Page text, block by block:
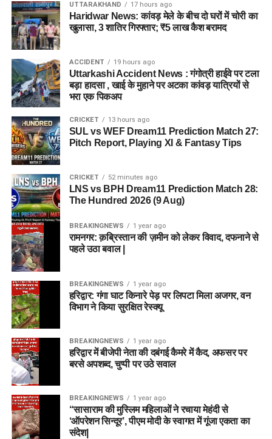
UTTARAKHAND 17 hours ago
Haridwar News: कांवड़ मेले के बीच दो घरों में चोरी का
खुलासा, 3 शातिर गिरफ्तार; ₹5 लाख कैश बरामद
ACCIDENT 19 hours ago
Uttarkashi Accident News : गंगोत्री हाईवे पर टला
बड़ा हादसा , खाई के मुहाने पर अटका कांवड़ यात्रियों से
भरा एक पिकअप
CRICKET 13 hours ago
SUL vs WEF Dream11 Prediction Match 27:
Pitch Report, Playing XI & Fantasy Tips
CRICKET 52 minutes ago
LNS vs BPH Dream11 Prediction Match 28:
The Hundred 2026 (9 Aug)
BREAKINGNEWS 1 year ago
रामनगर: क़ब्रिस्तान की ज़मीन को लेकर विवाद, दफनाने से
पहले उठा बवाल |
BREAKINGNEWS 1 year ago
हरिद्वार: गंगा घाट किनारे पेड़ पर लिपटा मिला अजगर, वन
विभाग ने किया सुरक्षित रेस्क्यू
BREAKINGNEWS 1 year ago
हरिद्वार में बीजेपी नेता की दबंगई कैमरे में कैद, अफसर पर
बरसे अपशब्द, चुप्पी पर उठे सवाल
BREAKINGNEWS 1 year ago
“सासाराम की मुस्लिम महिलाओं ने रचाया मेहंदी से
‘ऑपरेशन सिन्दूर’, पीएम मोदी के स्वागत में गूंजा एकता का
संदेश|